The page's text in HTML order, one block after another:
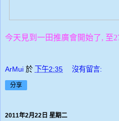
今天見到一田推廣會開始了, 至
ArMui 於 下午2:35 沒有留言:
分享
2011年2月22日 星期二